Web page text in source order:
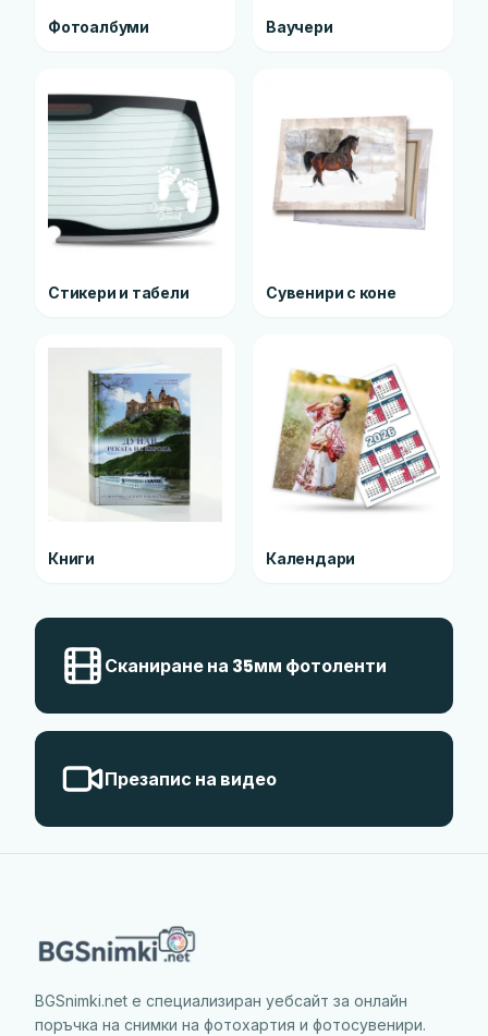
Фотоалбуми Ваучери
Стикери и табели Сувенири с коне
Книги Календари
Сканиране на 35мм фотоленти
Презапис на видео
BGSnimki.net е специализиран уебсайт за онлайн
поръчка на снимки на фотохартия и фотосувенири.